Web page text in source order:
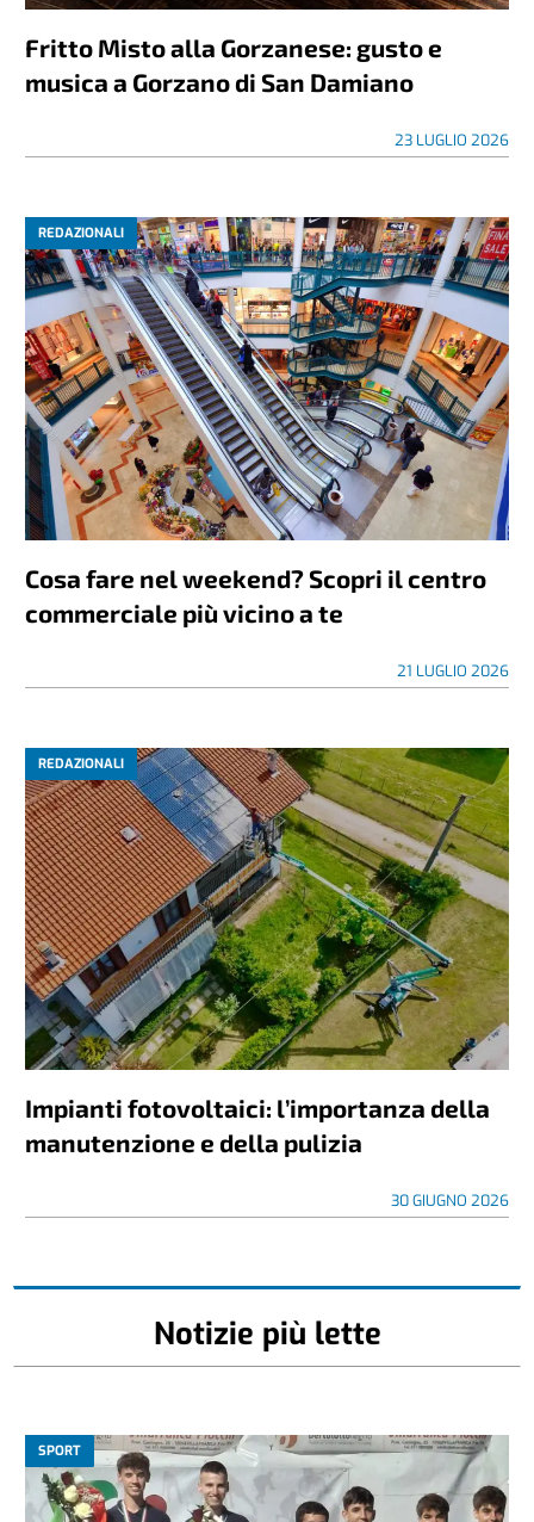
Fritto Misto alla Gorzanese: gusto e
musica a Gorzano di San Damiano
23 LUGLIO 2026
REDAZIONALI
Cosa fare nel weekend? Scopri il centro
commerciale più vicino a te
21 LUGLIO 2026
REDAZIONALI
Impianti fotovoltaici: l’importanza della
manutenzione e della pulizia
30 GIUGNO 2026
Notizie più lette
SPORT